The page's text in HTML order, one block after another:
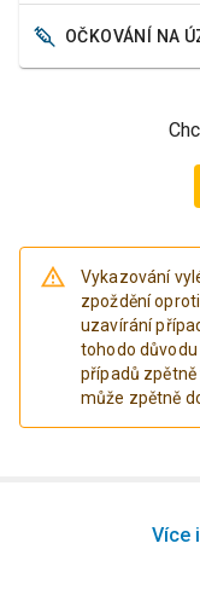
OČKOVÁNÍ NA
Vykazování
zpoždění
uzavírání
tohodo
případů
může zpětně
Více